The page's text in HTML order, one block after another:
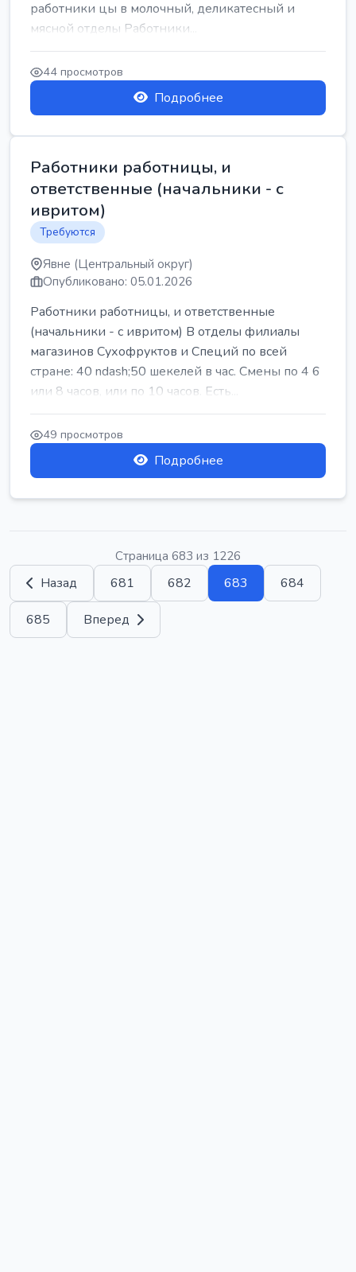
работники цы в молочный, деликатесный и
мясной отделы Работники...
44 просмотров
Подробнее
Работники работницы, и
ответственные (начальники - с
ивритом)
Требуются
Явне (Центральный округ)
Опубликовано: 05.01.2026
Работники работницы, и ответственные
(начальники - с ивритом) В отделы филиалы
магазинов Сухофруктов и Специй по всей
стране: 40 ndash;50 шекелей в час. Смены по 4 6
или 8 часов, или по 10 часов. Есть...
49 просмотров
Подробнее
Страница 683 из 1226
Назад 681 682 683 684
685 Вперед